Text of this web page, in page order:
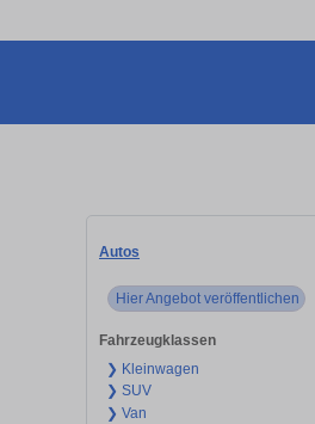
Autos
Hier Angebot veröffentlichen
Fahrzeugklassen
❯ Kleinwagen
❯ SUV
❯ Van